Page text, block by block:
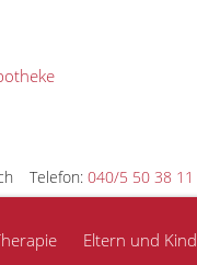
Telefon: 040/5 50 38 11
Eltern und Kind